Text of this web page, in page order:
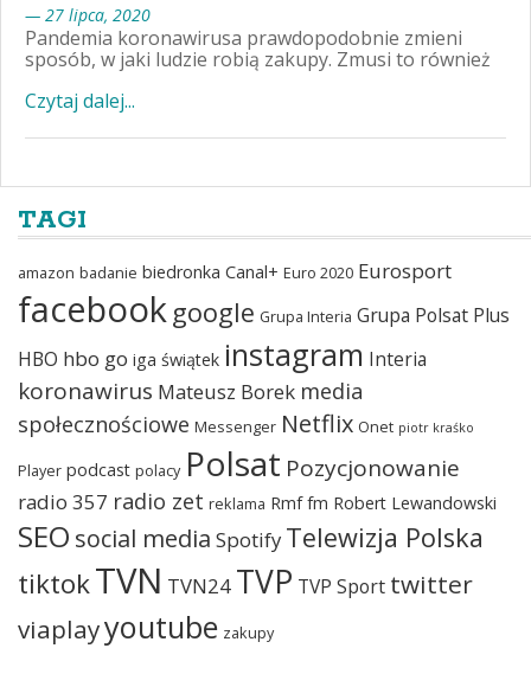
— 27 lipca, 2020
Pandemia koronawirusa prawdopodobnie zmieni
sposób, w jaki ludzie robią zakupy. Zmusi to również
Czytaj dalej...
TAGI
amazon badanie biedronka Canal+ Euro 2020 Eurosport
facebook google Grupa Interia Grupa Polsat Plus
HBO hbo go iga świątek instagram Interia
koronawirus Mateusz Borek media
społecznościowe Messenger Netflix Onet piotr kraśko
Player podcast polacy Polsat Pozycjonowanie
radio 357 radio zet reklama Rmf fm Robert Lewandowski
SEO social media Spotify Telewizja Polska
tiktokTVN TVN24 TVP TVP Sport twitter
viaplayyoutube zakupy